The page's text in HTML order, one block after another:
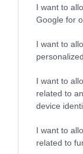
I want to
Google for
I want to
I want to
related to
device
I want to
related to